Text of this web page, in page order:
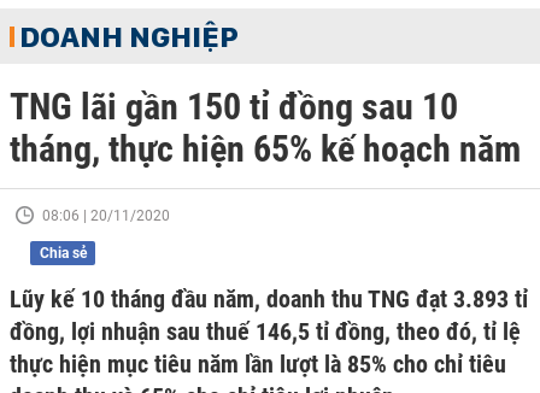
DOANH NGHIỆP
TNG lãi gần 150 tỉ đồng sau 10
tháng, thực hiện 65% kế hoạch năm
08:06 | 20/11/2020
Chia sẻ
Lũy kế 10 tháng đầu năm, doanh thu TNG đạt 3.893 tỉ
đồng, lợi nhuận sau thuế 146,5 tỉ đồng, theo đó, tỉ lệ
thực hiện mục tiêu năm lần lượt là 85% cho chỉ tiêu